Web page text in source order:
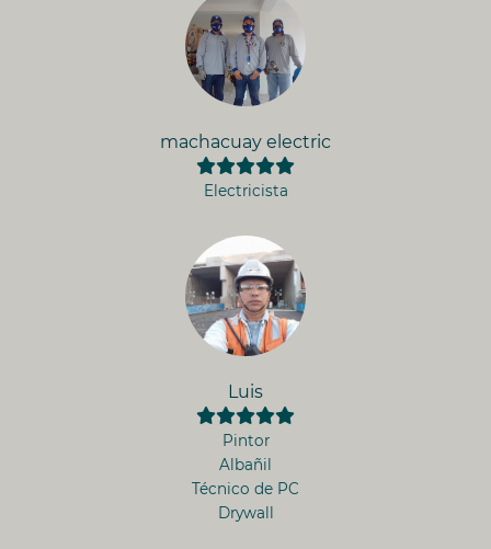
machacuay electric
Electricista
Luis
Pintor
Albañil
Técnico de PC
Drywall